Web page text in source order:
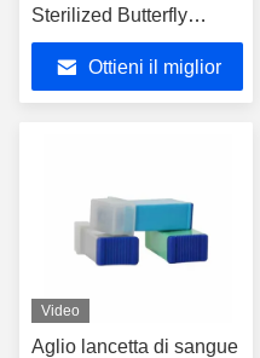
Sterilized Butterfly
Needle with Butterfly
Wings Ottieni il miglior
Video
Aglio lancetta di sangue